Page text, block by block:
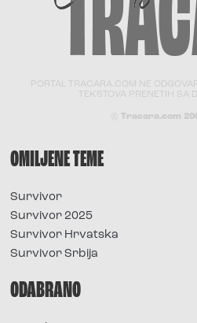
PORTAL TRACARA.COM NE
TEKSTOVA PRENETIH SA
© Tracara.com
OMILJENE TEME
Survivor
Survivor 2025
Survivor Hrvatska
Survivor Srbija
ODABRANO